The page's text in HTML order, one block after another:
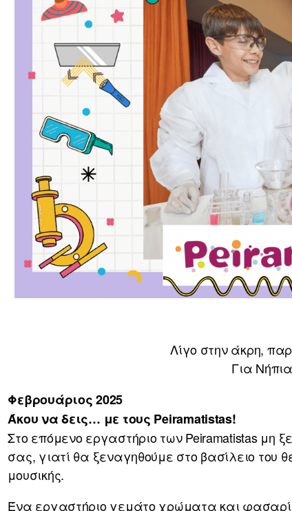
Λίγο στην άκρη,
Για
Φεβρουάριος 2025
Άκου να δεις… με τους Peiramatistas!
Στο επόμενο εργαστήριο των Peiramatistas
σας, γιατί θα ξεναγηθούμε στο βασίλειο του
μουσικής.
Ένα εργαστήριο γεμάτο χρώματα και